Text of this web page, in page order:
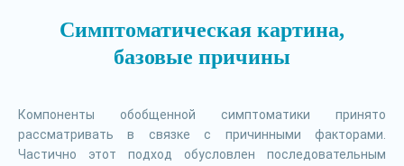
Симптоматическая картина,
базовые причины
Компоненты обобщенной симптоматики принято
рассматривать в связке с причинными факторами.
Частично этот подход обусловлен последовательным